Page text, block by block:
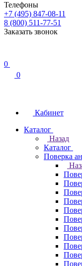
Телефоны
+7 (495) 847-08-11
8 (800) 511-77-51
Заказать звонок
0
0
Кабинет
Каталог
Назад
Каталог
Поверка